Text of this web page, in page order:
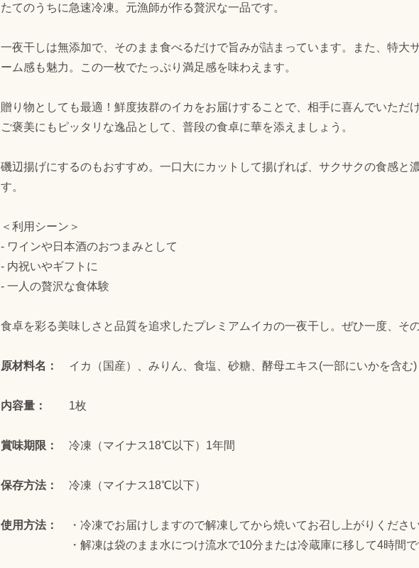
たてのうちに急速冷凍。元漁師が作る贅沢な一品です。
一夜干しは無添加で、そのまま食べるだけで旨みが詰まっています。また、特大
ーム感も魅力。この一枚でたっぷり満足感を味わえます。
贈り物としても最適！鮮度抜群のイカをお届けすることで、相手に喜んでいただ
ご褒美にもピッタリな逸品として、普段の食卓に華を添えましょう。
磯辺揚げにするのもおすすめ。一口大にカットして揚げれば、サクサクの食感と
す。
＜利用シーン＞
- ワインや日本酒のおつまみとして
- 内祝いやギフトに
- 一人の贅沢な食体験
食卓を彩る美味しさと品質を追求したプレミアムイカの一夜干し。ぜひ一度、そ
原材料名： イカ（国産）、みりん、食塩、砂糖、酵母エキス(一部にいかを含む)
内容量： 1枚
賞味期限： 冷凍（マイナス18℃以下）1年間
保存方法： 冷凍（マイナス18℃以下）
使用方法：
・冷凍でお届けしますので解凍してから焼いてお召し上がりくださ
・解凍は袋のまま水につけ流水で10分または冷蔵庫に移して4時間で